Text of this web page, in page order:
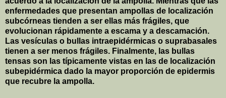
enfermedades que presentan ampollas de localización
subcórneas tienden a ser ellas más frágiles, que
evolucionan rápidamente a escama y a descamación.
Las vesículas o bullas intraepidérmicas o suprabasales
tienen a ser menos frágiles. Finalmente, las bullas
tensas son las típicamente vistas en las de localización
subepidérmica dado la mayor proporción de epidermis
que recubre la ampolla.